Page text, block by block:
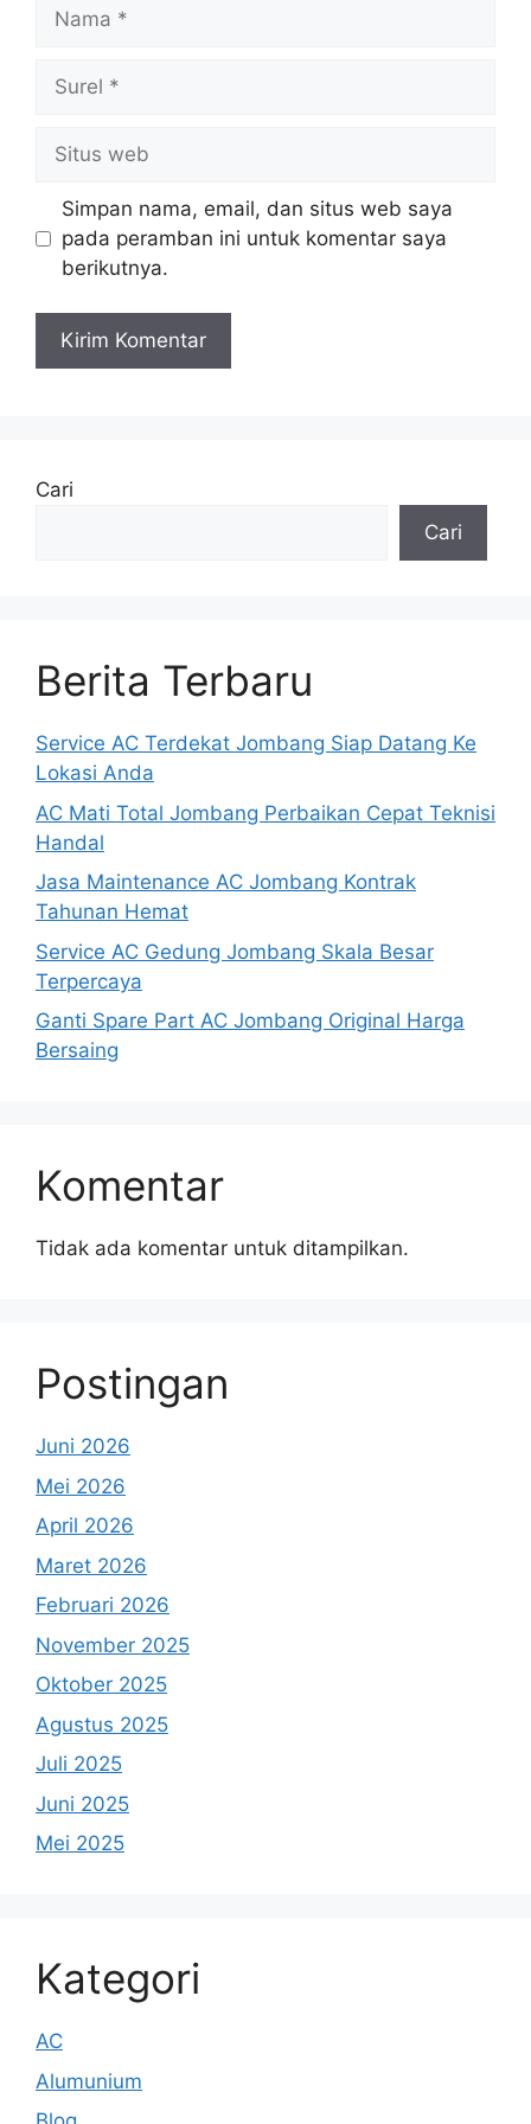
web
Simpan nama, email, dan situs web saya
pada peramban ini untuk komentar saya
berikutnya.
Cari
Cari
Berita Terbaru
Service AC Terdekat Jombang Siap Datang Ke
Lokasi Anda
AC Mati Total Jombang Perbaikan Cepat Teknisi
Handal
Jasa Maintenance AC Jombang Kontrak
Tahunan Hemat
Service AC Gedung Jombang Skala Besar
Terpercaya
Ganti Spare Part AC Jombang Original Harga
Bersaing
Komentar
Tidak ada komentar untuk ditampilkan.
Postingan
Juni 2026
Mei 2026
April 2026
Maret 2026
Februari 2026
November 2025
Oktober 2025
Agustus 2025
Juli 2025
Juni 2025
Mei 2025
Kategori
AC
Alumunium